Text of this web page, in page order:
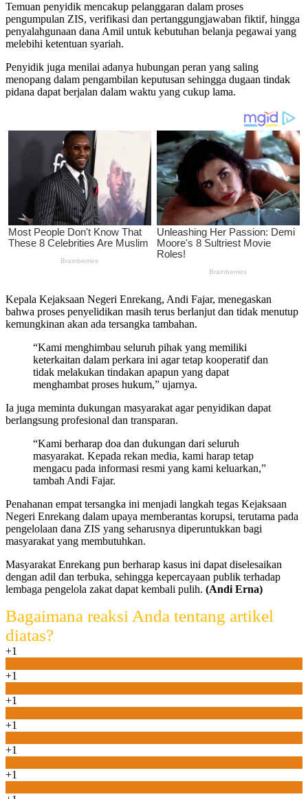
Temuan penyidik mencakup pelanggaran dalam proses
pengumpulan ZIS, verifikasi dan pertanggungjawaban fiktif, hingga
penyalahgunaan dana Amil untuk kebutuhan belanja pegawai yang
melebihi ketentuan syariah.
Penyidik juga menilai adanya hubungan peran yang saling
menopang dalam pengambilan keputusan sehingga dugaan tindak
pidana dapat berjalan dalam waktu yang cukup lama.
Kepala Kejaksaan Negeri Enrekang, Andi Fajar, menegaskan
bahwa proses penyelidikan masih terus berlanjut dan tidak menutup
kemungkinan akan ada tersangka tambahan.
“Kami menghimbau seluruh pihak yang memiliki
keterkaitan dalam perkara ini agar tetap kooperatif dan
tidak melakukan tindakan apapun yang dapat
menghambat proses hukum,” ujarnya.
Ia juga meminta dukungan masyarakat agar penyidikan dapat
berlangsung profesional dan transparan.
“Kami berharap doa dan dukungan dari seluruh
masyarakat. Kepada rekan media, kami harap tetap
mengacu pada informasi resmi yang kami keluarkan,”
tambah Andi Fajar.
Penahanan empat tersangka ini menjadi langkah tegas Kejaksaan
Negeri Enrekang dalam upaya memberantas korupsi, terutama pada
pengelolaan dana ZIS yang seharusnya diperuntukkan bagi
masyarakat yang membutuhkan.
Masyarakat Enrekang pun berharap kasus ini dapat diselesaikan
dengan adil dan terbuka, sehingga kepercayaan publik terhadap
lembaga pengelola zakat dapat kembali pulih. (Andi Erna)
Bagaimana reaksi Anda tentang artikel
diatas?
+1
+1
+1
+1
+1
+1